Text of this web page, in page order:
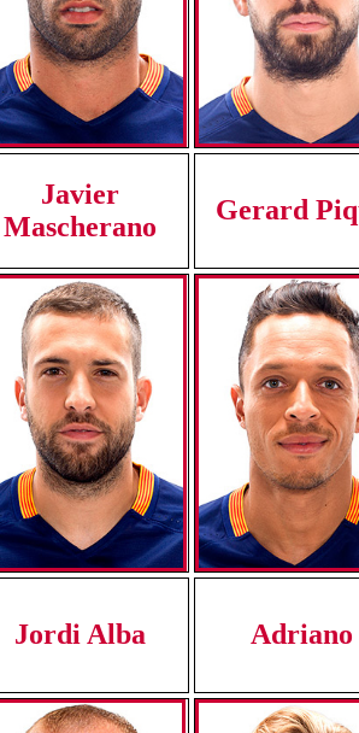
Javier
Mascherano
Gerard
Jordi Alba Adriano